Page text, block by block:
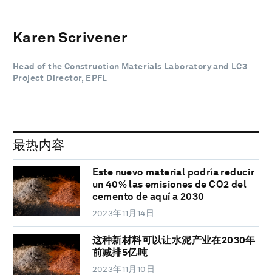
Karen Scrivener
Head of the Construction Materials Laboratory and LC3
Project Director, EPFL
最热内容
Este nuevo material podría reducir
un 40% las emisiones de CO2 del
cemento de aquí a 2030
2023年11月14日
这种新材料可以让水泥产业在2030年
前减排5亿吨
2023年11月10日